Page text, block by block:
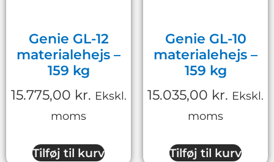
Genie GL-12
materialehejs –
159 kg
15.775,00 kr. Ekskl.
moms
Tilføj til kurv
Genie GL-10
materialehejs –
159 kg
15.035,00 kr. Ekskl.
moms
Tilføj til kurv